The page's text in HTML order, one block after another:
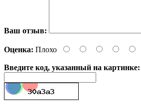
Ваш отзыв:
Оценка: Плохо
Введите код, указанный на картинке: